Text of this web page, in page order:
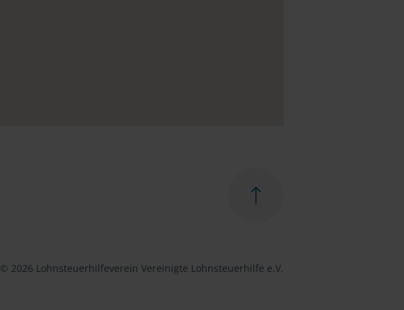
© 2026 Lohnsteuerhilfeverein Vereinigte Lohnsteuerhilfe e.V.